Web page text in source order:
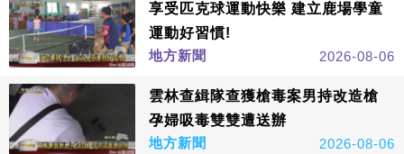
享受匹克球運動快樂 建立鹿場學童
運動好習慣!
地方新聞
2026-08-06
雲林查緝隊查獲槍毒案男持改造槍
孕婦吸毒雙雙遭送辦
地方新聞
2026-08-06